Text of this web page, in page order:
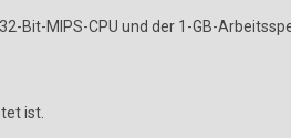
Bit-MIPS-CPU und der 1-GB-
ist.